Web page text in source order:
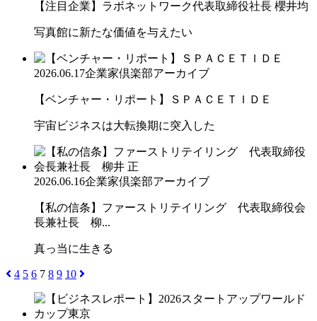
【注目企業】ラボネットワーク代表取締役社長 櫻井均
写真館に新たな価値を与えたい
2026.06.17企業家倶楽部アーカイブ
【ベンチャー・リポート】ＳＰＡＣＥＴＩＤＥ
宇宙ビジネスは大転換期に突入した
2026.06.16企業家倶楽部アーカイブ
【私の信条】ファーストリテイリング 代表取締役会
長兼社長 柳...
真っ当に生きる
4 5 6 7 8 9 10